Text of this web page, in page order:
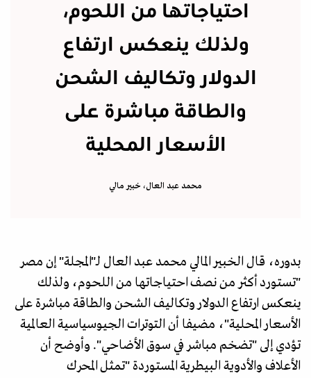
احتياجاتها من اللحوم،
ولذلك ينعكس ارتفاع
الدولار وتكاليف الشحن
والطاقة مباشرة على
الأسعار المحلية
محمد عبد العال، خبير مالي
بدوره، قال الخبير المالي محمد عبد العال لـ"المجلة" إن مصر
"تستورد أكثر من نصف احتياجاتها من اللحوم، ولذلك
ينعكس ارتفاع الدولار وتكاليف الشحن والطاقة مباشرة على
الأسعار المحلية"، مضيفا أن التوترات الجيوسياسية العالمية
تؤدي إلى "تضخم مباشر في سوق الأضاحي". وأوضح أن
الأعلاف والأدوية البيطرية المستوردة "تمثل المحرك